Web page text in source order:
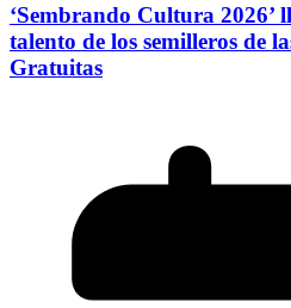
‘Sembrando Cultura 2026’
talento de los semilleros de
Gratuitas